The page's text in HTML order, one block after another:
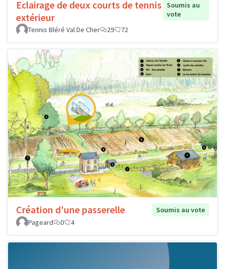
Eclairage de deux courts de tennis
extérieur
Soumis au
vote
Tennis Bléré Val De Cher
29 72
Création d'une passerelle
Soumis au vote
Pageard
0 4